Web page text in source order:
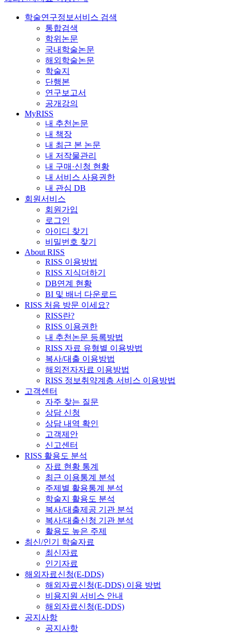
학술연구정보서비스 검색
통합검색
학위논문
국내학술논문
해외학술논문
학술지
단행본
연구보고서
공개강의
MyRISS
내 추천논문
내 책장
내 최근 본 논문
내 저작물관리
내 구매·신청 현황
내 서비스 사용권한
내 관심 DB
회원서비스
회원가입
로그인
아이디 찾기
비밀번호 찾기
About RISS
RISS 이용방법
RISS 지식더하기
DB연계 현황
BI 및 배너 다운로드
RISS 처음 방문 이세요?
RISS란?
RISS 이용권한
내 추천논문 등록방법
RISS 자료 유형별 이용방법
복사/대출 이용방법
해외전자자료 이용방법
RISS 정보취약계층 서비스 이용방법
고객센터
자주 찾는 질문
상담 신청
상담 내역 확인
고객제안
신고센터
RISS 활용도 분석
자료 현황 통계
최근 이용통계 분석
주제별 활용통계 분석
학술지 활용도 분석
복사/대출제공 기관 분석
복사/대출신청 기관 분석
활용도 높은 주제
최신/인기 학술자료
최신자료
인기자료
해외자료신청(E-DDS)
해외자료신청(E-DDS) 이용 방법
비용지원 서비스 안내
해외자료신청(E-DDS)
공지사항
공지사항